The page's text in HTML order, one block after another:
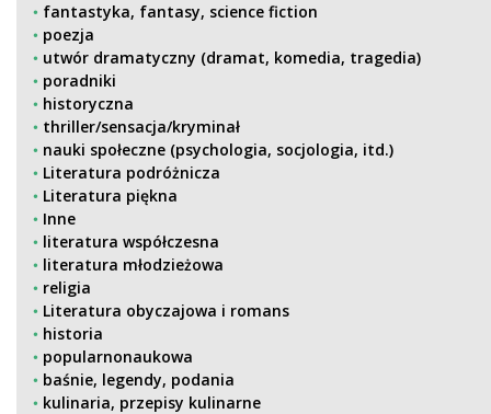
fantastyka, fantasy, science fiction
poezja
utwór dramatyczny (dramat, komedia, tragedia)
poradniki
historyczna
thriller/sensacja/kryminał
nauki społeczne (psychologia, socjologia, itd.)
Literatura podróżnicza
Literatura piękna
Inne
literatura współczesna
literatura młodzieżowa
religia
Literatura obyczajowa i romans
historia
popularnonaukowa
baśnie, legendy, podania
kulinaria, przepisy kulinarne